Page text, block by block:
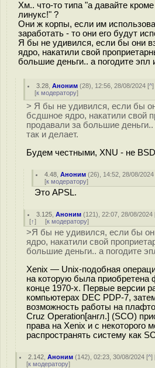
Хм.. что-то типа "а давайте
линукс!" ?
Они ж корпы, если им
заработать - то они его будут
Я бы не удивился, если бы они
ядро, накатили свой
большие деньги.. а погодите эпл
3.28 ,Аноним (28), 12:56, 28/08/2024 [^]
[к модератору]
> Я бы не удивился, если бы
бсдшное ядро, накатили свой
продавали за большие
так и делает.
Будем честными, XNU - не
4.48 ,Аноним (26), 14:52, 28/08/2024
[к модератору]
Это APSL.
3.125 ,Аноним (121), 22:07, 28/08/2024
[↑] [к модератору]
>Я бы не удивился, если бы
ядро, накатили свой
большие деньги.. а погодите
Xenix — Unix-подобная
на которую была приобретена
конце 1970-х. Первые версии
компьютерах DEC PDP-7,
возможность работы на
Cruz Operation[англ.] (SCO)
права на Xenix и с некоторого
распространять систему как
2.142 ,Аноним (142), 02:23, 30/08/2024 [^]
[к модератору]